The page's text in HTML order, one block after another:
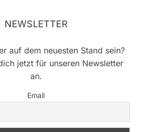
NEWSLETTER
auf dem neuesten Stand sein?
jetzt für unseren Newsletter
an.
Email